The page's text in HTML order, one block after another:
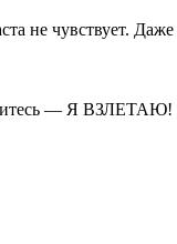
не чувствует.
— Я ВЗЛЕТАЮ!